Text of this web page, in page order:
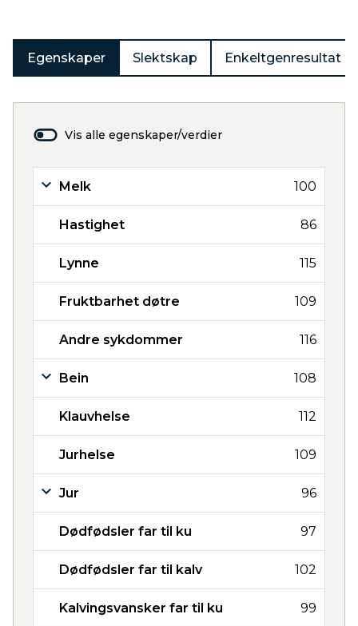
Egenskaper Slektskap Enkeltgenresultat
Vis alle egenskaper/verdier
Melk 100
Hastighet 86
Lynne 115
Fruktbarhet døtre 109
Andre sykdommer 116
Bein 108
Klauvhelse 112
Jurhelse 109
Jur 96
Dødfødsler far til ku 97
Dødfødsler far til kalv 102
Kalvingsvansker far til ku 99